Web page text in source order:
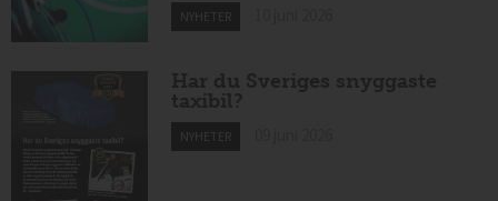
NYHETER
Har du Sveriges snyggaste
taxibil?
NYHETER